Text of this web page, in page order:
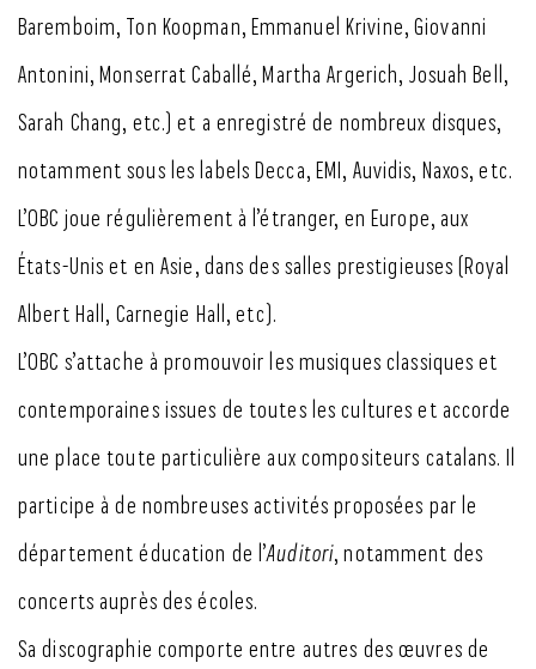
Baremboim, Ton Koopman, Emmanuel Krivine, Giovanni
Antonini, Monserrat Caballé, Martha Argerich, Josuah Bell,
Sarah Chang, etc.) et a enregistré de nombreux disques,
notamment sous les labels Decca, EMI, Auvidis, Naxos, etc.
L’OBC joue régulièrement à l’étranger, en Europe, aux
États-Unis et en Asie, dans des salles prestigieuses (Royal
Albert Hall, Carnegie Hall, etc).
L’OBC s’attache à promouvoir les musiques classiques et
contemporaines issues de toutes les cultures et accorde
une place toute particulière aux compositeurs catalans. Il
participe à de nombreuses activités proposées par le
département éducation de l’Auditori, notamment des
concerts auprès des écoles.
Sa discographie comporte entre autres des œuvres de